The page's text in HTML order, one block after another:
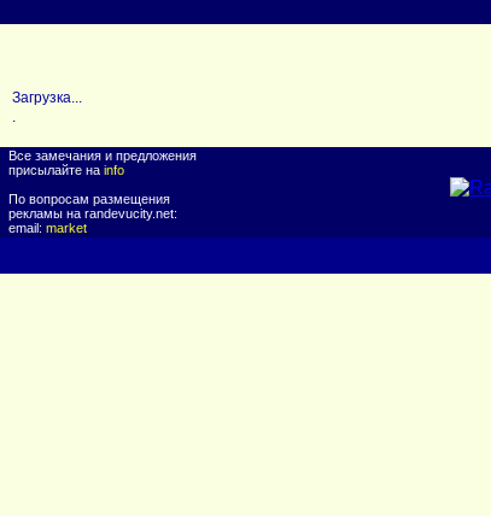
Загрузка...
.
Все замечания и предложения
присылайте на info
По вопросам размещения
рекламы на randevucity.net:
email: market